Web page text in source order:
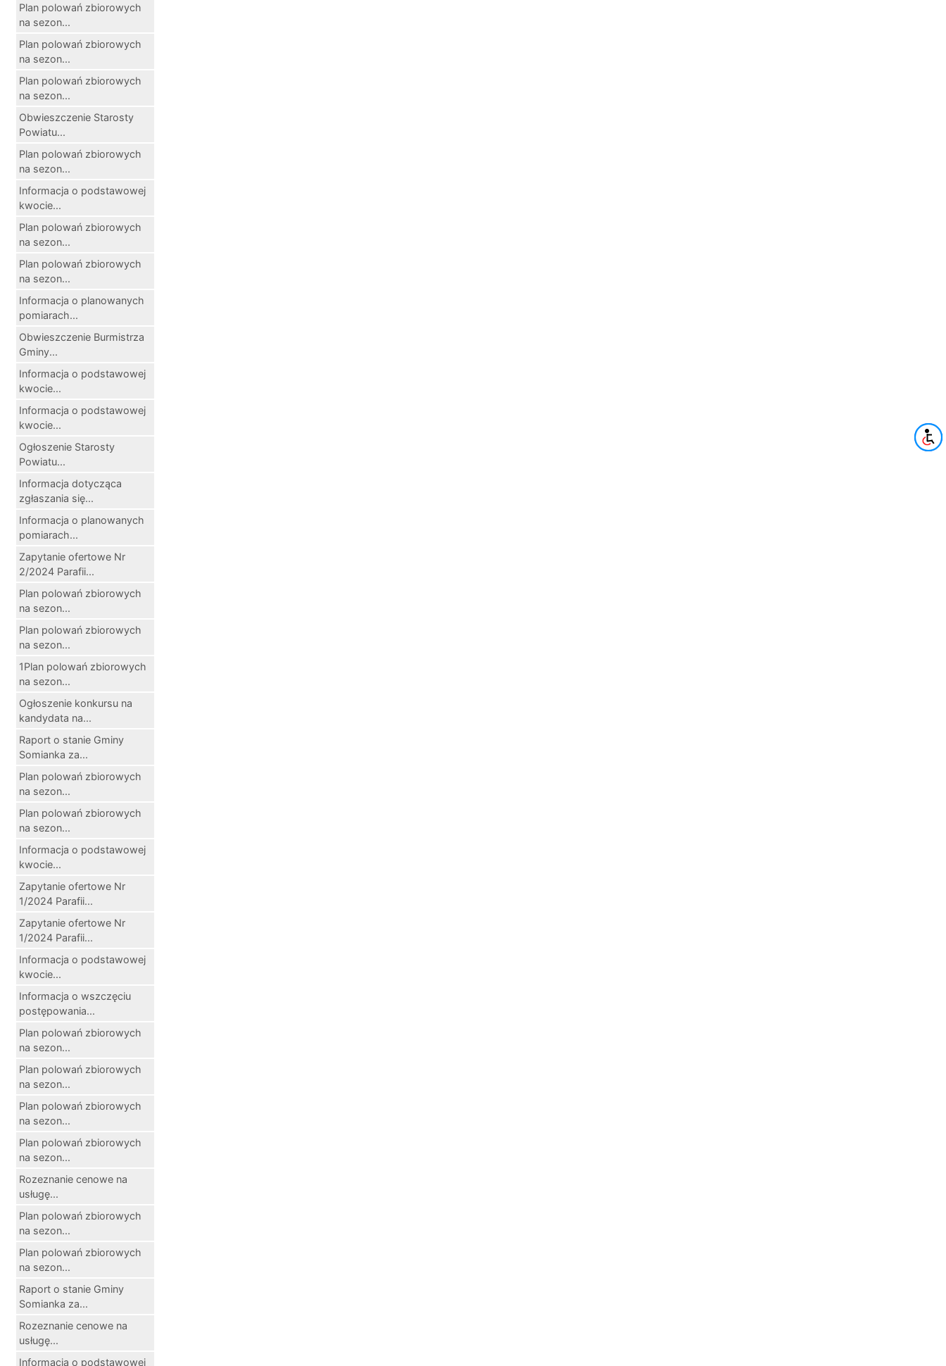
Plan polowań zbiorowych
na sezon...
Plan polowań zbiorowych
na sezon...
Plan polowań zbiorowych
na sezon...
Obwieszczenie Starosty
Powiatu...
Plan polowań zbiorowych
na sezon...
Informacja o podstawowej
kwocie...
Plan polowań zbiorowych
na sezon...
Plan polowań zbiorowych
na sezon...
Informacja o planowanych
pomiarach...
Obwieszczenie Burmistrza
Gminy...
Informacja o podstawowej
kwocie...
Informacja o podstawowej
kwocie...
Ogłoszenie Starosty
Powiatu...
Informacja dotycząca
zgłaszania się...
Informacja o planowanych
pomiarach...
Zapytanie ofertowe Nr
2/2024 Parafii...
Plan polowań zbiorowych
na sezon...
Plan polowań zbiorowych
na sezon...
1Plan polowań zbiorowych
na sezon...
Ogłoszenie konkursu na
kandydata na...
Raport o stanie Gminy
Somianka za...
Plan polowań zbiorowych
na sezon...
Plan polowań zbiorowych
na sezon...
Informacja o podstawowej
kwocie...
Zapytanie ofertowe Nr
1/2024 Parafii...
Zapytanie ofertowe Nr
1/2024 Parafii...
Informacja o podstawowej
kwocie...
Informacja o wszczęciu
postępowania...
Plan polowań zbiorowych
na sezon...
Plan polowań zbiorowych
na sezon...
Plan polowań zbiorowych
na sezon...
Plan polowań zbiorowych
na sezon...
Rozeznanie cenowe na
usługę...
Plan polowań zbiorowych
na sezon...
Plan polowań zbiorowych
na sezon...
Raport o stanie Gminy
Somianka za...
Rozeznanie cenowe na
usługę...
Informacja o podstawowej